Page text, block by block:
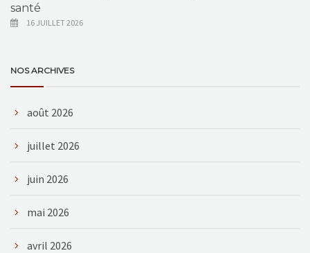
santé
16 JUILLET 2026
NOS ARCHIVES
août 2026
juillet 2026
juin 2026
mai 2026
avril 2026